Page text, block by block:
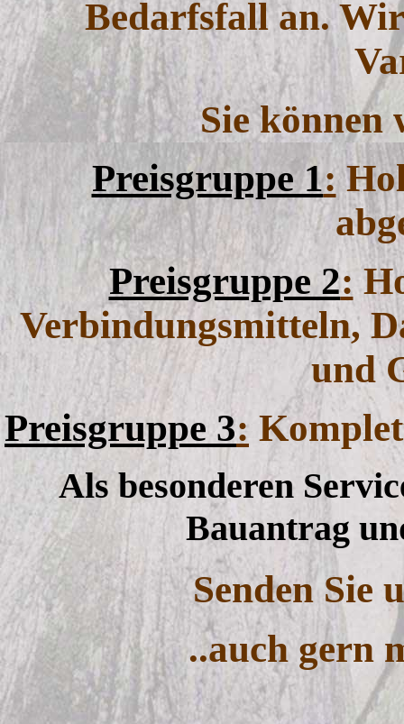
Bedarfsfall an.
Sie können
Preisgruppe 1:
Preisgruppe 2:
Verbindungsmitteln,
und
Preisgruppe 3:
Als besonderen
Bauantrag
Senden Sie
..auch gern